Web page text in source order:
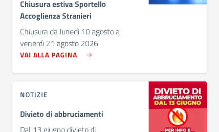
Chiusura estiva Sportello
Accoglienza Stranieri
Chiusura da lunedì 10 agosto a
venerdì 21 agosto 2026
VAI ALLA PAGINA
NOTIZIE
Divieto di abbruciamenti
Dal 13 giugno divieto di